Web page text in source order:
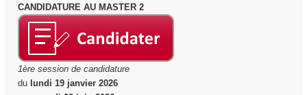
CANDIDATURE AU MASTER 2
1ère session de candidature
dulundi 19 janvier 2026